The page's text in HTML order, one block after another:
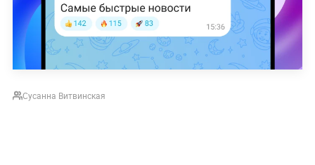
Сусанна Витвинская